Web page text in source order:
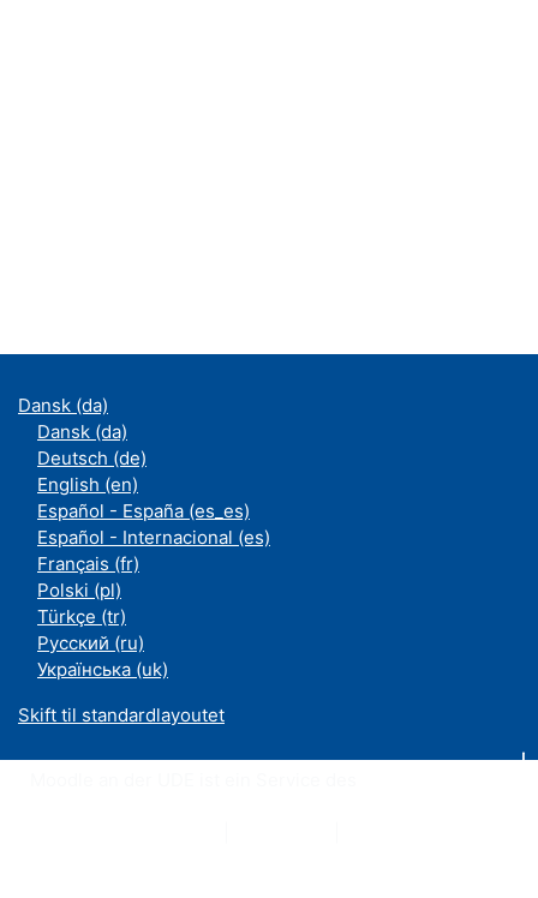
Dansk ‎(da)‎
Dansk ‎(da)‎
Deutsch ‎(de)‎
English ‎(en)‎
Español - España ‎(es_es)‎
Español - Internacional ‎(es)‎
Français ‎(fr)‎
Polski ‎(pl)‎
Türkçe ‎(tr)‎
Русский ‎(ru)‎
Українська ‎(uk)‎
Skift til standardlayoutet